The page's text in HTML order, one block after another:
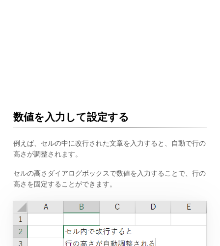
数値を入力して設定する
例えば、セルの中に改行された文章を入力すると、自動で行の
高さが調整されます。
セルの高さダイアログボックスで数値を入力することで、行の
高さを固定することができます。